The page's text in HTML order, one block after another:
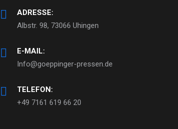
ADRESSE:
Albstr. 98, 73066 Uhingen
E-MAIL:
Info@goeppinger-pressen.de
TELEFON:
+49 7161 619 66 20